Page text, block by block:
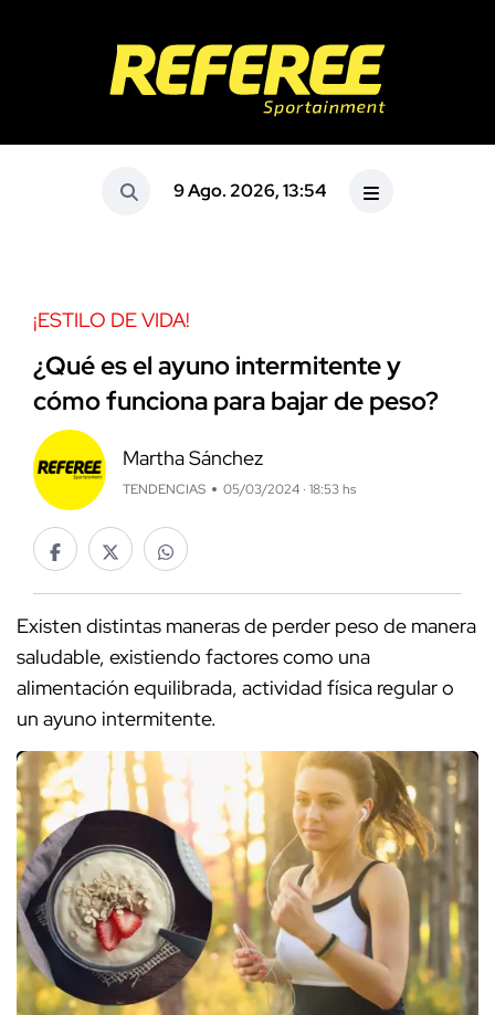
9 Ago. 2026, 13:54
¡ESTILO DE VIDA!
¿Qué es el ayuno intermitente y
cómo funciona para bajar de peso?
Martha Sánchez
TENDENCIAS 05/03/2024 · 18:53 hs
Existen distintas maneras de perder peso de manera
saludable, existiendo factores como una
alimentación equilibrada, actividad física regular o
un ayuno intermitente.